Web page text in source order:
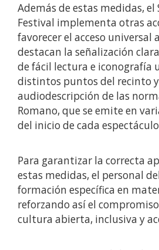
Además de estas medidas, el
Festival implementa otras
favorecer el acceso universal
destacan la señalización
de fácil lectura e iconografía
distintos puntos del recinto
audiodescripción de las
Romano, que se emite en
del inicio de cada
Para garantizar la correcta
estas medidas, el personal
formación específica en
reforzando así el
cultura abierta, inclusiva y